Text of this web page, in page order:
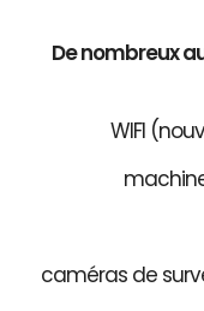
De nombreux
WIFI
caméras de